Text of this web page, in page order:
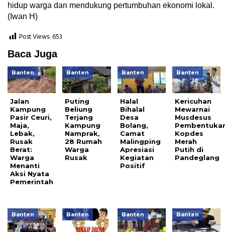
hidup warga dan mendukung pertumbuhan ekonomi lokal.
(Iwan H)
Post Views:653
Baca Juga
Banten
Jalan
Kampung
Pasir Ceuri,
Maja,
Lebak,
Rusak
Berat:
Warga
Menanti
Aksi Nyata
Pemerintah
Banten
Puting
Beliung
Terjang
Kampung
Namprak,
28 Rumah
Warga
Rusak
Banten
Halal
Bihalal
Desa
Bolang,
Camat
Malingping
Apresiasi
Kegiatan
Positif
Banten
Kericuhan
Mewarnai
Musdesus
Kopdes
Merah
Putih di
Pandeglang
Banten Banten Banten Banten